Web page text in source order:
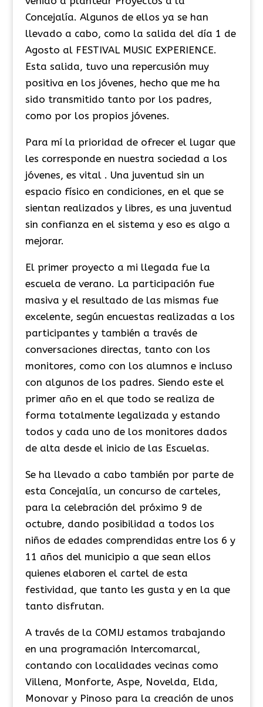
Concejalía. Algunos de ellos ya se han
llevado a cabo, como la salida del día 1 de
Agosto al FESTIVAL MUSIC EXPERIENCE.
Esta salida, tuvo una repercusión muy
positiva en los jóvenes, hecho que me ha
sido transmitido tanto por los padres,
como por los propios jóvenes.
Para mí la prioridad de ofrecer el lugar que
les corresponde en nuestra sociedad a los
jóvenes, es vital . Una juventud sin un
espacio físico en condiciones, en el que se
sientan realizados y libres, es una juventud
sin confianza en el sistema y eso es algo a
mejorar.
El primer proyecto a mi llegada fue la
escuela de verano. La participación fue
masiva y el resultado de las mismas fue
excelente, según encuestas realizadas a los
participantes y también a través de
conversaciones directas, tanto con los
monitores, como con los alumnos e incluso
con algunos de los padres. Siendo este el
primer año en el que todo se realiza de
forma totalmente legalizada y estando
todos y cada uno de los monitores dados
de alta desde el inicio de las Escuelas.
Se ha llevado a cabo también por parte de
esta Concejalía, un concurso de carteles,
para la celebración del próximo 9 de
octubre, dando posibilidad a todos los
niños de edades comprendidas entre los 6 y
11 años del municipio a que sean ellos
quienes elaboren el cartel de esta
festividad, que tanto les gusta y en la que
tanto disfrutan.
A través de la COMIJ estamos trabajando
en una programación Intercomarcal,
contando con localidades vecinas como
Villena, Monforte, Aspe, Novelda, Elda,
Monovar y Pinoso para la creación de unos